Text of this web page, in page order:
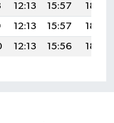
12:13 15:57
18:58
12:13 15:57
18:57
12:13 15:56 18:55